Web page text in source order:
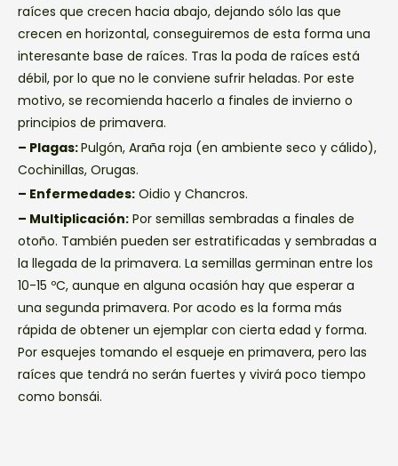
raíces que crecen hacia abajo, dejando sólo las que
crecen en horizontal, conseguiremos de esta forma una
interesante base de raíces. Tras la poda de raíces está
débil, por lo que no le conviene sufrir heladas. Por este
motivo, se recomienda hacerlo a finales de invierno o
principios de primavera.
– Plagas:Pulgón, Araña roja (en ambiente seco y cálido),
Cochinillas, Orugas.
– Enfermedades: Oidio y Chancros.
– Multiplicación: Por semillas sembradas a finales de
otoño. También pueden ser estratificadas y sembradas a
la llegada de la primavera. La semillas germinan entre los
10-15 ºC, aunque en alguna ocasión hay que esperar a
una segunda primavera. Por acodo es la forma más
rápida de obtener un ejemplar con cierta edad y forma.
Por esquejes tomando el esqueje en primavera, pero las
raíces que tendrá no serán fuertes y vivirá poco tiempo
como bonsái.